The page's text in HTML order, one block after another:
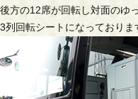
後方の12席が回転し対面のゆ
3列回転シートになっておりま